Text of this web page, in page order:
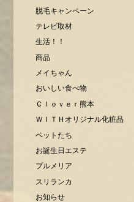
脱毛キャンペーン
テレビ取材
生活！！
商品
メイちゃん
おいしい食べ物
Ｃｌｏｖｅｒ熊本
ＷＩＴＨオリジナル化粧品
ペットたち
お誕生日エステ
プルメリア
スリランカ
お知らせ